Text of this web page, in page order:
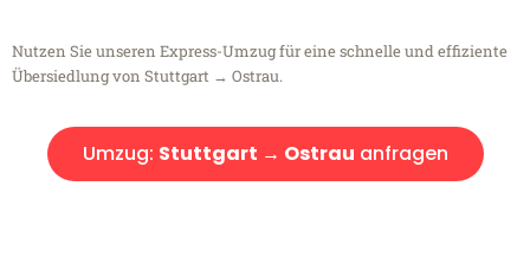
Nutzen Sie unseren Express-Umzug für eine schnelle und effiziente
Übersiedlung von Stuttgart → Ostrau.
Umzug: Stuttgart → Ostrau anfragen